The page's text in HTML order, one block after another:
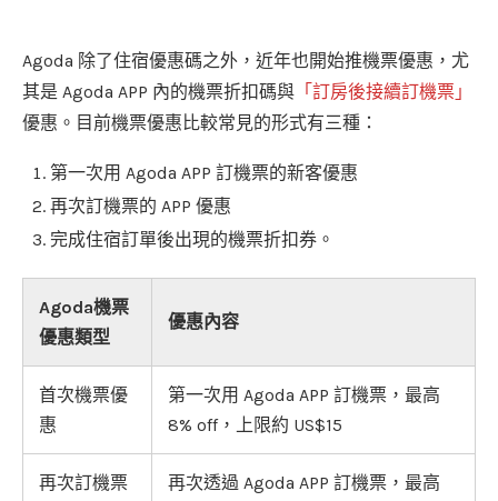
Agoda 除了住宿優惠碼之外，近年也開始推機票優惠，尤
其是 Agoda APP 內的機票折扣碼與 「訂房後接續訂機票」
優惠。目前機票優惠比較常見的形式有三種：
第一次用 Agoda APP 訂機票的新客優惠
再次訂機票的 APP 優惠
完成住宿訂單後出現的機票折扣券。
Agoda機票
優惠類型
優惠內容
首次機票優
惠
第一次用 Agoda APP 訂機票，最高
8% off，上限約 US$15
再次訂機票
再次透過 Agoda APP 訂機票，最高